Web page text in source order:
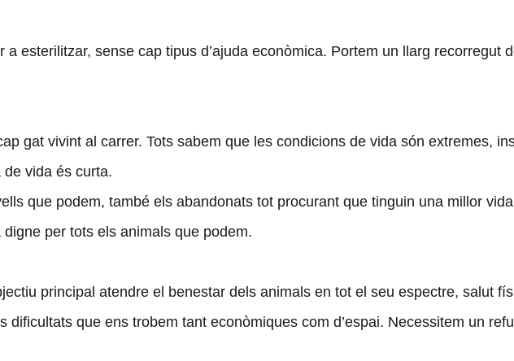
esterilitzar, sense cap tipus d’ajuda econòmica. Portem un llarg recorregut
gat vivint al carrer. Tots sabem que les condicions de vida són extremes,
vida és curta.
que podem, també els abandonats tot procurant que tinguin una millor
per tots els animals que podem.
principal atendre el benestar dels animals en tot el seu espectre, salut
dificultats que ens trobem tant econòmiques com d’espai. Necessitem un